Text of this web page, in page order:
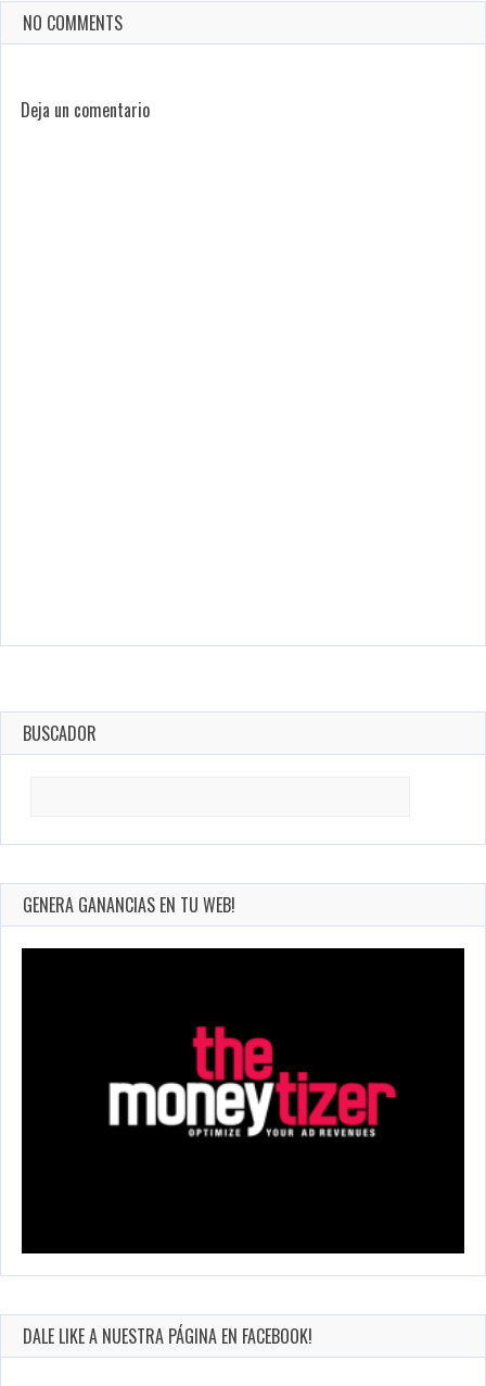
NO COMMENTS
Deja un comentario
BUSCADOR
GENERA GANANCIAS EN TU WEB!
DALE LIKE A NUESTRA PÁGINA EN FACEBOOK!